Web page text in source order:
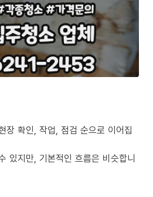
장 확인, 작업, 점검 순으로 이어집
있지만, 기본적인 흐름은 비슷합니